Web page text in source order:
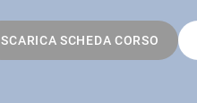
SCARICA SCHEDA CORSO